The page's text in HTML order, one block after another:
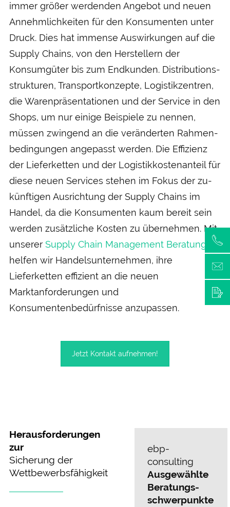
immer größer werdenden Angebot und neuen
An­nehmlich­keiten für den Konsumenten unter
Druck. Dies hat immense Aus­wirkungen auf die
Supply Chains, von den Herstellern der
Konsum­güter bis zum End­kunden. Distributions­
strukturen, Transport­konzepte, Logistik­zentren,
die Waren­präsentationen und der Service in den
Shops, um nur einige Beispiele zu nennen,
müssen zwingend an die veränderten Rahmen­
bedingungen angepasst werden. Die Effizienz
der Liefer­ketten und der Logistik­kosten­anteil für
diese neuen Services stehen im Fokus der zu­
künftigen Aus­richtung der Supply Chains im
Handel, da die Konsumenten kaum bereit sein
werden zusätzliche Kosten zu über­nehmen. Mit
unserer Supply Chain Management Beratung
helfen wir Handelsunternehmen, ihre
Lieferketten effizient an die neuen
Marktanforderungen und
Konsumentenbedürfnisse anzupassen.
Jetzt Kontakt aufnehmen!
Herausforderungen
zur
Sicherung der
Wettbewerbsfähigkeit
ebp-
consulting
Ausgewählte
Beratungs­
schwerpunkte